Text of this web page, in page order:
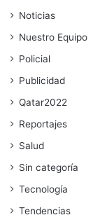
Noticias
Nuestro Equipo
Policial
Publicidad
Qatar2022
Reportajes
Salud
Sin categoría
Tecnología
Tendencias